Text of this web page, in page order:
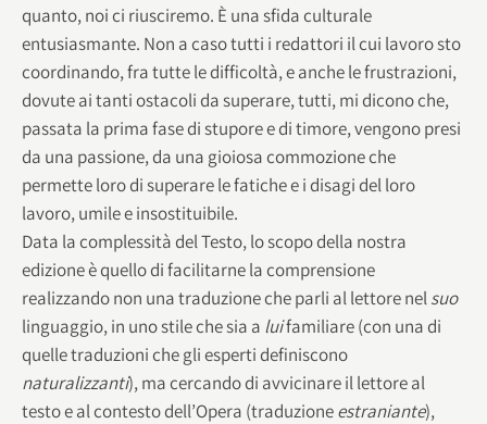
quanto, noi ci riusciremo. È una sfida culturale
entusiasmante. Non a caso tutti i redattori il cui lavoro sto
coordinando, fra tutte le difficoltà, e anche le frustrazioni,
dovute ai tanti ostacoli da superare, tutti, mi dicono che,
passata la prima fase di stupore e di timore, vengono presi
da una passione, da una gioiosa commozione che
permette loro di superare le fatiche e i disagi del loro
lavoro, umile e insostituibile.
Data la complessità del Testo, lo scopo della nostra
edizione è quello di facilitarne la comprensione
realizzando non una traduzione che parli al lettore nelsuo
linguaggio, in uno stile che sia a luifamiliare (con una di
quelle traduzioni che gli esperti definiscono
naturalizzanti), ma cercando di avvicinare il lettore al
testo e al contesto dell’Opera (traduzioneestraniante),